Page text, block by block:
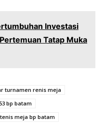
Investasi
Tatap Muka
turnamen renis meja
bp batam
meja bp batam